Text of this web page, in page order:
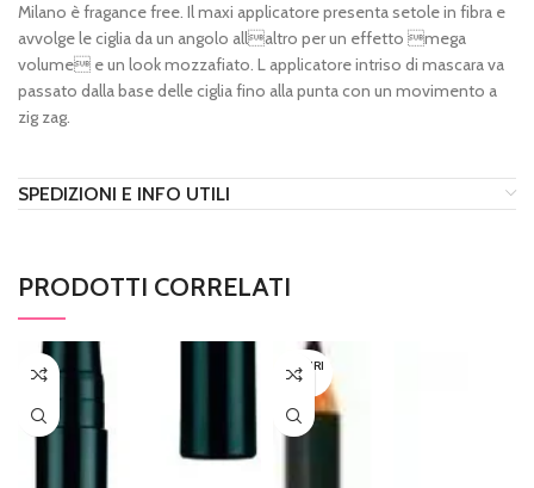
Milano è fragance free. Il maxi applicatore presenta setole in fibra e
avvolge le ciglia da un angolo allaltro per un effetto mega
volume e un look mozzafiato. L applicatore intriso di mascara va
passato dalla base delle ciglia fino alla punta con un movimento a
zig zag.
SPEDIZIONI E INFO UTILI
PRODOTTI CORRELATI
ESAURI
TO